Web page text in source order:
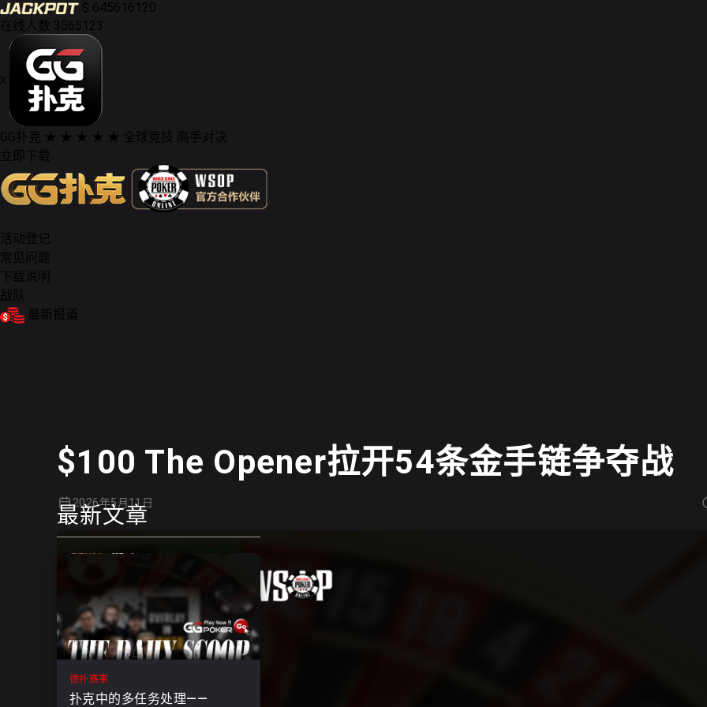
$ 645616120
在线人数 3565123
x
GG扑克 ★ ★ ★ ★ ★ 全球竞技 高手对决
立即下载
活动登记
常见问题
下载说明
战队
最新报道
$100 The Opener拉开54条金手链争夺战
2026年5月11日
最新文章
德扑赛事
扑克中的多任务处理——